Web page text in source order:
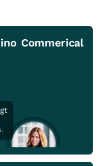
Commerical